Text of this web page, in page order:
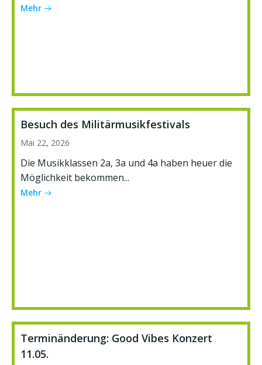
Mehr
Besuch des Militärmusikfestivals
Mai 22, 2026
Die Musikklassen 2a, 3a und 4a haben heuer die
Möglichkeit bekommen...
Mehr
Terminänderung: Good Vibes Konzert
11.05.